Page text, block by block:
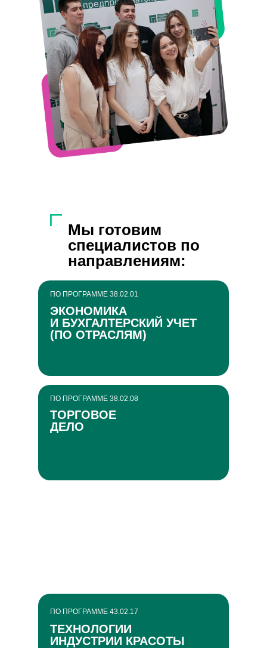
Мы готовим
специалистов по
направлениям:
ПО ПРОГРАММЕ 38.02.01
ЭКОНОМИКА
И БУХГАЛТЕРСКИЙ УЧЕТ
(ПО ОТРАСЛЯМ)
ПО ПРОГРАММЕ 43.02.17
ТЕХНОЛОГИИ
ИНДУСТРИИ КРАСОТЫ
ПО ПРОГРАММЕ 38.02.08
ТОРГОВОЕ
ДЕЛО